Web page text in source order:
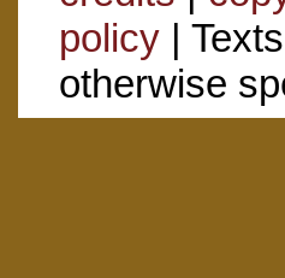
policy|
otherwise